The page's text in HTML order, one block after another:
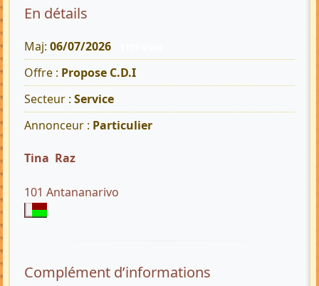
En détails
Maj: 06/07/2026
Offre : Propose C.D.I
Secteur : Service
Annonceur : Particulier
Tina Raz
101 Antananarivo
Complément d’informations